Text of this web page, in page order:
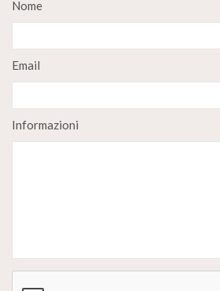
Nome
Email
Informazioni